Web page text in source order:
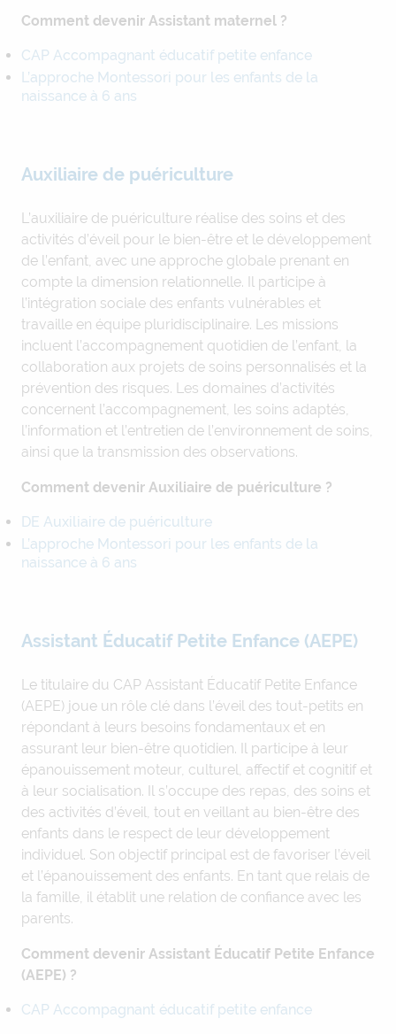
Comment devenir Assistant maternel ?
CAP Accompagnant éducatif petite enfance
L’approche Montessori pour les enfants de la
naissance à 6 ans
Auxiliaire de puériculture
L’auxiliaire de puériculture réalise des soins et des
activités d’éveil pour le bien-être et le développement
de l’enfant, avec une approche globale prenant en
compte la dimension relationnelle. Il participe à
l’intégration sociale des enfants vulnérables et
travaille en équipe pluridisciplinaire. Les missions
incluent l’accompagnement quotidien de l’enfant, la
collaboration aux projets de soins personnalisés et la
prévention des risques. Les domaines d’activités
concernent l’accompagnement, les soins adaptés,
l’information et l’entretien de l’environnement de soins,
ainsi que la transmission des observations.
Comment devenir Auxiliaire de puériculture ?
DE Auxiliaire de puériculture
L’approche Montessori pour les enfants de la
naissance à 6 ans
Assistant Éducatif Petite Enfance (AEPE)
Le titulaire du CAP Assistant Éducatif Petite Enfance
(AEPE) joue un rôle clé dans l’éveil des tout-petits en
répondant à leurs besoins fondamentaux et en
assurant leur bien-être quotidien. Il participe à leur
épanouissement moteur, culturel, affectif et cognitif et
à leur socialisation. Il s’occupe des repas, des soins et
des activités d’éveil, tout en veillant au bien-être des
enfants dans le respect de leur développement
individuel. Son objectif principal est de favoriser l’éveil
et l’épanouissement des enfants. En tant que relais de
la famille, il établit une relation de confiance avec les
parents.
Comment devenir Assistant Éducatif Petite Enfance
(AEPE) ?
CAP Accompagnant éducatif petite enfance